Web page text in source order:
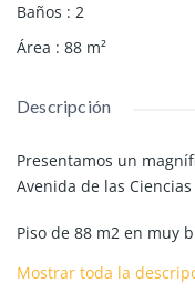
Baños : 2
Área : 88 m²
Descripción
Presentamos un
Avenida de las
Piso de 88 m2 en muy
salón - comedor, muy
Mostrar toda la